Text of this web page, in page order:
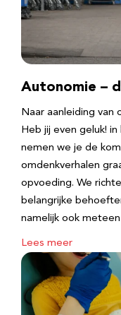
Autonomie –
Naar aanleiding van
Heb jij even geluk!
nemen we je de
omdenkverhalen
opvoeding. We
belangrijke
namelijk ook
Lees meer